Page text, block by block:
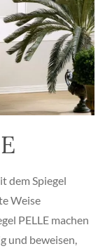
dem Spiegel
Weise
PELLE machen
und beweisen,